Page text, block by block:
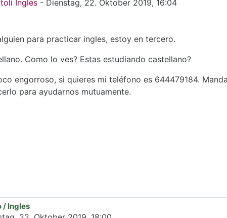
Inglès- Dienstag, 22. Oktober 2019, 16:04
para practicar ingles, estoy en tercero.
Como lo ves? Estas estudiando castellano?
engorroso, si quieres mi teléfono es 644479184.
para ayudarnos mutuamente.
Xavier Bartolí Inglès
/ Ingles